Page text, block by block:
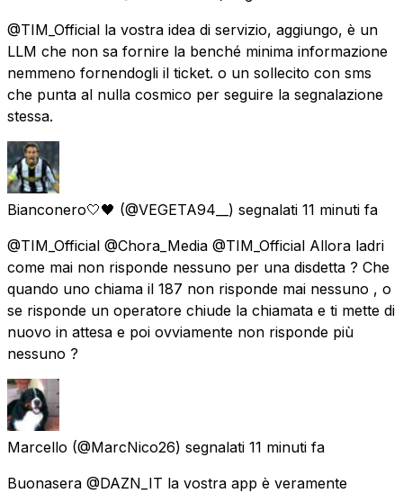
@TIM_Official la vostra idea di servizio, aggiungo, è un
LLM che non sa fornire la benché minima informazione
nemmeno fornendogli il ticket. o un sollecito con sms
che punta al nulla cosmico per seguire la segnalazione
stessa.
Bianconero🤍🖤 (@VEGETA94__) segnalati 11 minuti fa
@TIM_Official @Chora_Media @TIM_Official Allora ladri
come mai non risponde nessuno per una disdetta ? Che
quando uno chiama il 187 non risponde mai nessuno , o
se risponde un operatore chiude la chiamata e ti mette di
nuovo in attesa e poi ovviamente non risponde più
nessuno ?
Marcello (@MarcNico26) segnalati 11 minuti fa
Buonasera @DAZN_IT la vostra app è veramente